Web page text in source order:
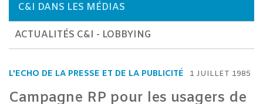
C&I DANS LES MÉDIAS
ACTUALITÉS C&I - LOBBYING
L'ECHO DE LA PRESSE ET DE LA PUBLICITÉ 1 JUILLET 1985
Campagne RP pour les usagers de